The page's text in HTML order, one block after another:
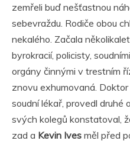
zemřeli buď nešťastnou
sebevraždu. Rodiče obou
nekalého. Začala
byrokracií, policisty,
orgány činnými v trestním
znovu exhumovaná. Doktor
soudní lékař, provedl druhé
svých kolegů konstatoval,
zad a Kevin Ives měl před